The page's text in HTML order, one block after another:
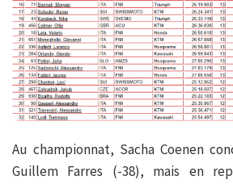
Au championnat, Sacha Coenen
Guillem Farres (-38), mais en